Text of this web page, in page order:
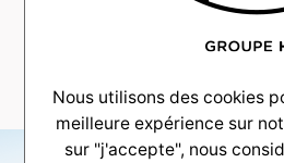
Mestras-
Nous utilisons des cookies
meilleure expérience sur
sur "j'accepte", nous